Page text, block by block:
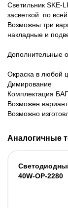
Светильник SKE-
засветкой по
Возможны три
накладные и
Дополнительные
Окраска в любой
Димирование
Комплектация
Возможен
Возможно
Аналогичные
40W-OP-2280